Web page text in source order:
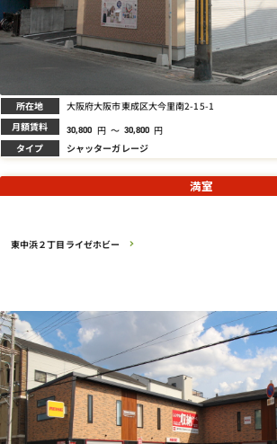
所在地 大阪府大阪市東成区大今里南2-15-1
月額賃料 30,800 円 ～ 30,800 円
タイプ シャッターガレージ
東中浜２丁目ライゼホビー
満室